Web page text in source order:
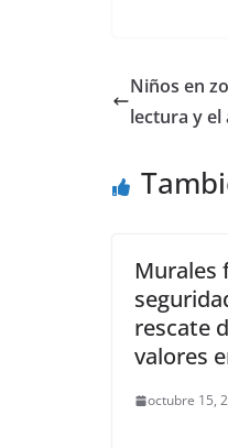
Niños en
lectura y el
Murales
rescate
valores
octubre 15,